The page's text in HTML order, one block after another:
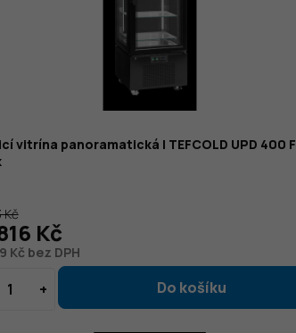
vitrína panoramatická | TEFCOLD UPD 400 F
Kč bez DPH
Kč
Kč